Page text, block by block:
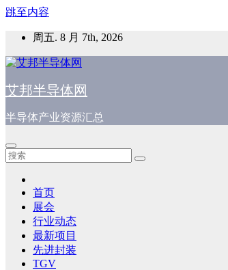
跳至内容
周五. 8 月 7th, 2026
艾邦半导体网
半导体产业资源汇总
首页
展会
行业动态
最新项目
先进封装
TGV